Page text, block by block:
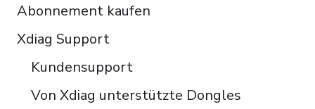
Abonnement kaufen
Xdiag Support
Kundensupport
Von Xdiag unterstützte Dongles